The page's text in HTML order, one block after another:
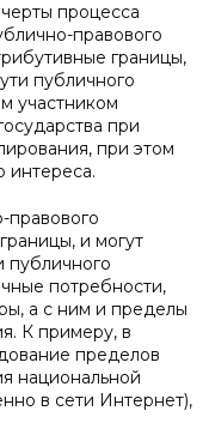
процесса
правового
границы,
публичного
участником
при
при этом
интереса.
и могут
публичного
потребности,
а с ним и пределы
К примеру, в
пределов
национальной
в сети Интернет),